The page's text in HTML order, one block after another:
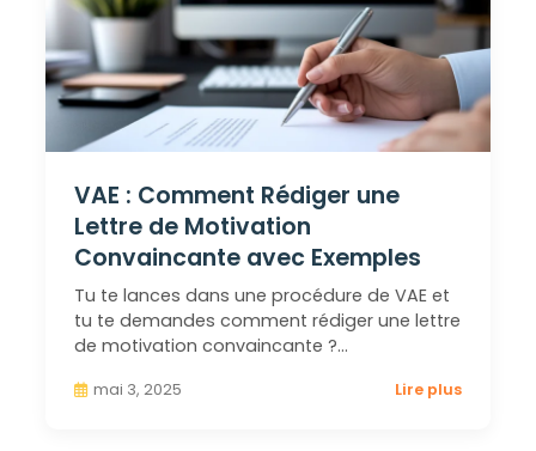
VAE : Comment Rédiger une
Lettre de Motivation
Convaincante avec Exemples
Tu te lances dans une procédure de VAE et
tu te demandes comment rédiger une lettre
de motivation convaincante ?…
mai 3, 2025 Lire plus